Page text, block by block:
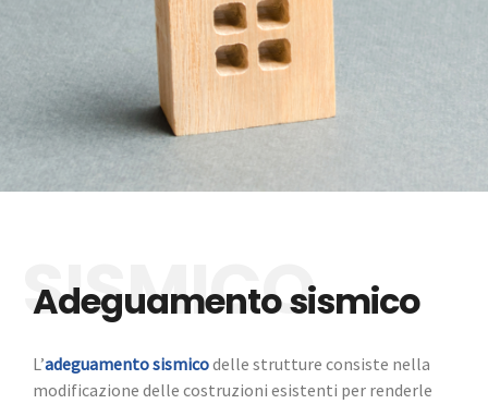
Adeguamento sismico
L’adeguamento sismicodelle strutture consiste nella
modificazione delle costruzioni esistenti per renderle